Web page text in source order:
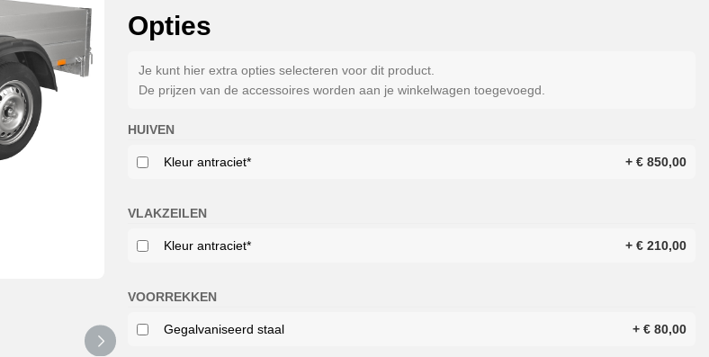
Opties
Je kunt hier extra opties selecteren voor dit product.
De prijzen van de accessoires worden aan je winkelwagen toegevoegd.
HUIVEN
Kleur antraciet* + € 850,00
VLAKZEILEN
Kleur antraciet* + € 210,00
VOORREKKEN
Gegalvaniseerd staal + € 80,00